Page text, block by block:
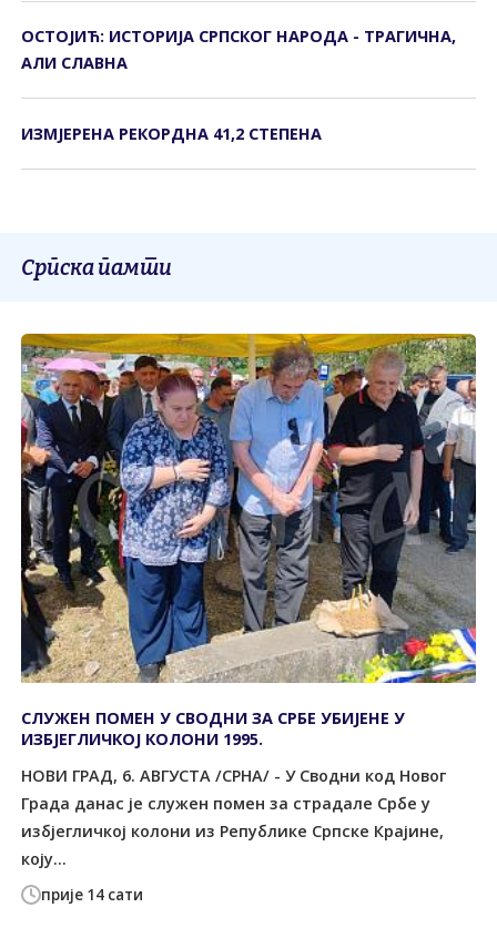
ОСТОЈИЋ: ИСТОРИЈА СРПСКОГ НАРОДА - ТРАГИЧНА,
АЛИ СЛАВНА
ИЗМЈЕРЕНА РЕКОРДНА 41,2 СТЕПЕНА
Српска памти
прије 14 сати
СЛУЖЕН ПОМЕН У СВОДНИ ЗА СРБЕ УБИЈЕНЕ У
ИЗБЈЕГЛИЧКОЈ КОЛОНИ 1995.
НОВИ ГРАД, 6. АВГУСТА /СРНА/ - У Сводни код Новог
Града данас је служен помен за страдале Србе у
избјегличкој колони из Републике Српске Крајине,
коју...